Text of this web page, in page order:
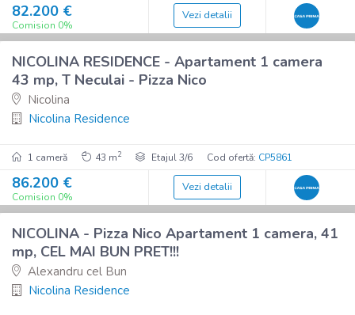
82.200 €
Comision 0%
Vezi detalii
Imobil nou De vânzare
7
NICOLINA RESIDENCE - Apartament 1 camera
43 mp, T Neculai - Pizza Nico
Nicolina
Nicolina Residence
1 cameră 43 m2 Etajul 3/6 Cod ofertă: CP5861
86.200 €
Comision 0%
Vezi detalii
Imobil nou De vânzare
7
NICOLINA - Pizza Nico Apartament 1 camera, 41
mp, CEL MAI BUN PRET!!!
Alexandru cel Bun
Nicolina Residence